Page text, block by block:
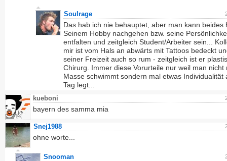
Soulrage
Das hab ich nie behauptet, aber man kann beides
Seinem Hobby nachgehen bzw. seine
entfalten und zeitgleich Student/Arbeiter sein...
mir ist vom Hals an abwärts mit Tattoos bedeckt
seiner Freizeit auch so rum - zeitgleich ist er
Chirurg. Immer diese Vorurteile nur weil man nicht
Masse schwimmt sondern mal etwas Individualität
Tag legt...
kueboni
bayern des samma mia
Snej1988
ohne worte...
Snooman